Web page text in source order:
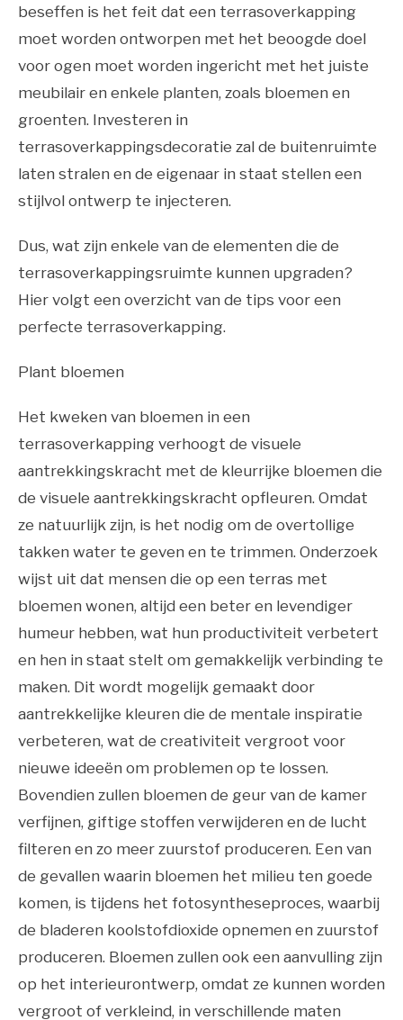
beseffen is het feit dat een terrasoverkapping
moet worden ontworpen met het beoogde doel
voor ogen moet worden ingericht met het juiste
meubilair en enkele planten, zoals bloemen en
groenten. Investeren in
terrasoverkappingsdecoratie zal de buitenruimte
laten stralen en de eigenaar in staat stellen een
stijlvol ontwerp te injecteren.
Dus, wat zijn enkele van de elementen die de
terrasoverkappingsruimte kunnen upgraden?
Hier volgt een overzicht van de tips voor een
perfecte terrasoverkapping.
Plant bloemen
Het kweken van bloemen in een
terrasoverkapping verhoogt de visuele
aantrekkingskracht met de kleurrijke bloemen die
de visuele aantrekkingskracht opfleuren. Omdat
ze natuurlijk zijn, is het nodig om de overtollige
takken water te geven en te trimmen. Onderzoek
wijst uit dat mensen die op een terras met
bloemen wonen, altijd een beter en levendiger
humeur hebben, wat hun productiviteit verbetert
en hen in staat stelt om gemakkelijk verbinding te
maken. Dit wordt mogelijk gemaakt door
aantrekkelijke kleuren die de mentale inspiratie
verbeteren, wat de creativiteit vergroot voor
nieuwe ideeën om problemen op te lossen.
Bovendien zullen bloemen de geur van de kamer
verfijnen, giftige stoffen verwijderen en de lucht
filteren en zo meer zuurstof produceren. Een van
de gevallen waarin bloemen het milieu ten goede
komen, is tijdens het fotosyntheseproces, waarbij
de bladeren koolstofdioxide opnemen en zuurstof
produceren. Bloemen zullen ook een aanvulling zijn
op het interieurontwerp, omdat ze kunnen worden
vergroot of verkleind, in verschillende maten